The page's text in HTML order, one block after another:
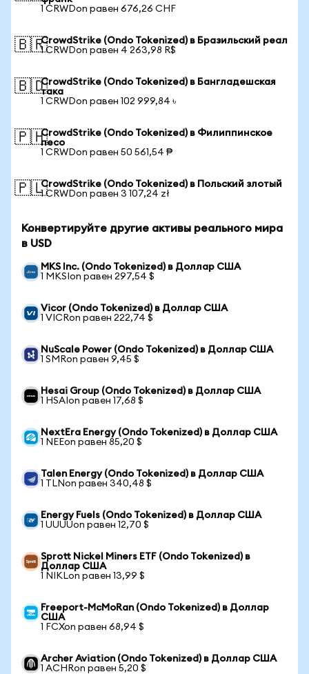
1 CRWDon равен 676,26 CHF
🇧🇷CrowdStrike (Ondo Tokenized) в Бразильский реал
1 CRWDon равен 4 263,98 R$
🇧🇩CrowdStrike (Ondo Tokenized) в Бангладешская
така
1 CRWDon равен 102 999,84 ৳
🇵🇭CrowdStrike (Ondo Tokenized) в Филиппинское
песо
1 CRWDon равен 50 561,54 ₱
🇵🇱CrowdStrike (Ondo Tokenized) в Польский злотый
1 CRWDon равен 3 107,24 zł
Конвертируйте другие активы реального мира
в USD
MKS Inc. (Ondo Tokenized) в Доллар США
1 MKSIon равен 297,54 $
Vicor (Ondo Tokenized) в Доллар США
1 VICRon равен 222,74 $
NuScale Power (Ondo Tokenized) в Доллар США
1 SMRon равен 9,45 $
Hesai Group (Ondo Tokenized) в Доллар США
1 HSAIon равен 17,68 $
NextEra Energy (Ondo Tokenized) в Доллар США
1 NEEon равен 85,20 $
Talen Energy (Ondo Tokenized) в Доллар США
1 TLNon равен 340,48 $
Energy Fuels (Ondo Tokenized) в Доллар США
1 UUUUon равен 12,70 $
Sprott Nickel Miners ETF (Ondo Tokenized) в
Доллар США
1 NIKLon равен 13,99 $
Freeport-McMoRan (Ondo Tokenized) в Доллар
США
1 FCXon равен 68,94 $
Archer Aviation (Ondo Tokenized) в Доллар США
1 ACHRon равен 5,20 $